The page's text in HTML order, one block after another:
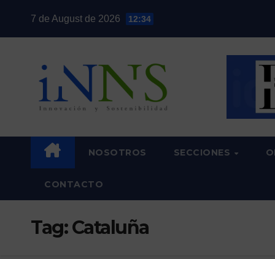
7 de August de 2026 12:34
NOSOTROS SECCIONES
CONTACTO
Tag:Cataluña